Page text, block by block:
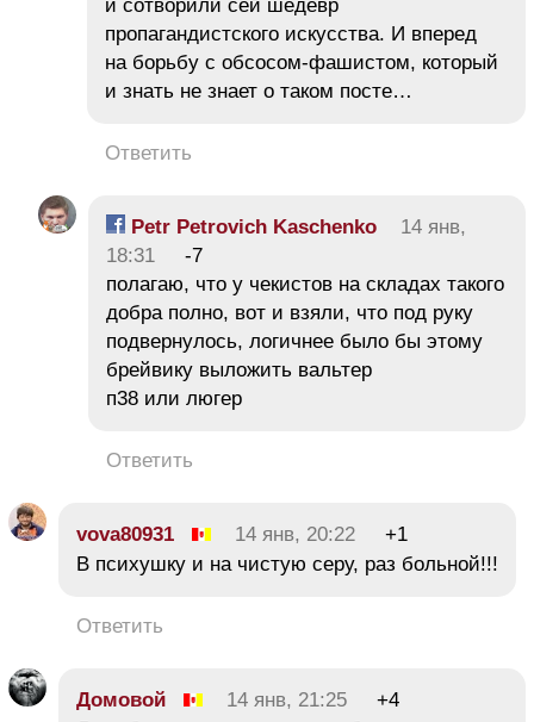
и сотворили сей шедевр
пропагандистского искусства. И вперед
на борьбу с обсосом-фашистом, который
и знать не знает о таком посте…
Ответить
Petr Petrovich Kaschenko
14 янв,
18:31
-7
полагаю, что у чекистов на складах такого
добра полно, вот и взяли, что под руку
подвернулось, логичнее было бы этому
брейвику выложить вальтер
п38 или люгер
Ответить
vova80931 14 янв, 20:22
+1
В психушку и на чистую серу, раз больной!!!
Ответить
Домовой 14 янв, 21:25
+4